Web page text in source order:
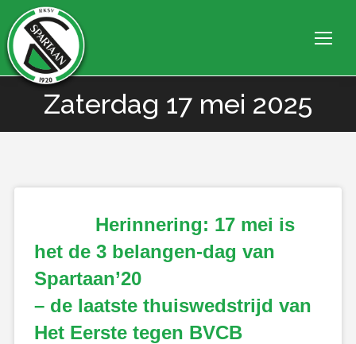
Zaterdag 17 mei 2025
Je bent hier:
Herinnering: 17 mei is
het de 3 belangen-dag van
Spartaan’20
– de laatste thuiswedstrijd van
Het Eerste tegen BVCB